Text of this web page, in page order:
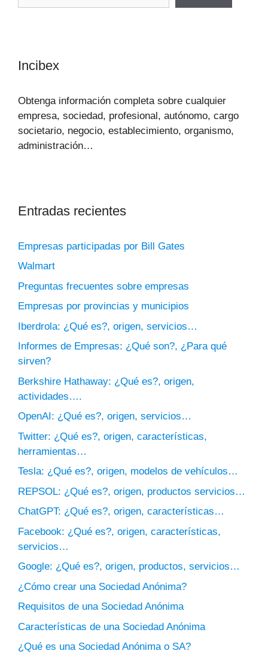
Incibex
Obtenga información completa sobre cualquier
empresa, sociedad, profesional, autónomo, cargo
societario, negocio, establecimiento, organismo,
administración…
Entradas recientes
Empresas participadas por Bill Gates
Walmart
Preguntas frecuentes sobre empresas
Empresas por provincias y municipios
Iberdrola: ¿Qué es?, origen, servicios…
Informes de Empresas: ¿Qué son?, ¿Para qué
sirven?
Berkshire Hathaway: ¿Qué es?, origen,
actividades….
OpenAI: ¿Qué es?, origen, servicios…
Twitter: ¿Qué es?, origen, características,
herramientas…
Tesla: ¿Qué es?, origen, modelos de vehículos…
REPSOL: ¿Qué es?, origen, productos servicios…
ChatGPT: ¿Qué es?, origen, características…
Facebook: ¿Qué es?, origen, características,
servicios…
Google: ¿Qué es?, origen, productos, servicios…
¿Cómo crear una Sociedad Anónima?
Requisitos de una Sociedad Anónima
Características de una Sociedad Anónima
¿Qué es una Sociedad Anónima o SA?